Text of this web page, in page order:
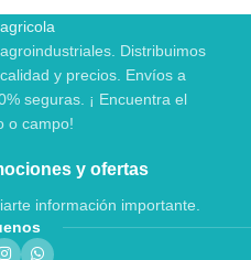
Distribuimos
y precios. Envíos a
seguras. ¡ Encuentra el
o campo!
y ofertas
información importante.